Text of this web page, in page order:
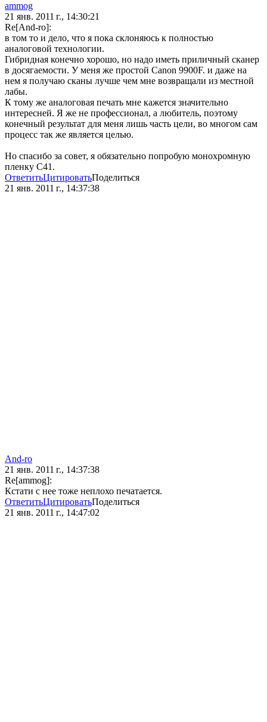
ammog
21 янв. 2011 г., 14:30:21
Re[And-ro]:
в том то и дело, что я пока склоняюсь к полностью
аналоговой технологии.
Гибридная конечно хорошо, но надо иметь приличный сканер
в досягаемости. У меня же простой Canon 9900F. и даже на
нем я получаю сканы лучше чем мне возвращали из местной
лабы.
К тому же аналоговая печать мне кажется значительно
интересней. Я же не профессионал, а любитель, поэтому
конечный результат для меня лишь часть цели, во многом сам
процесс так же является целью.
Но спасибо за совет, я обязательно попробую монохромную
пленку С41.
ОтветитьЦитироватьПоделиться
21 янв. 2011 г., 14:37:38
And-ro
21 янв. 2011 г., 14:37:38
Re[ammog]:
Кстати с нее тоже неплохо печатается.
ОтветитьЦитироватьПоделиться
21 янв. 2011 г., 14:47:02